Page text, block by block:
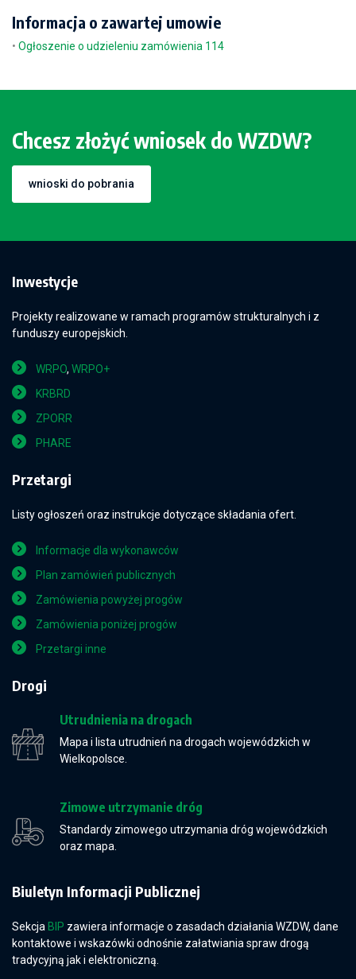
Informacja o zawartej umowie
• Ogłoszenie o udzieleniu zamówienia 114
Chcesz złożyć wniosek do WZDW?
wnioski do pobrania
Inwestycje
Projekty realizowane w ramach programów strukturalnych i z
funduszy europejskich.
WRPO, WRPO+
KRBRD
ZPORR
PHARE
Przetargi
Listy ogłoszeń oraz instrukcje dotyczące składania ofert.
Informacje dla wykonawców
Plan zamówień publicznych
Zamówienia powyżej progów
Zamówienia poniżej progów
Przetargi inne
Drogi
Utrudnienia na drogach
Mapa i lista utrudnień na drogach wojewódzkich w
Wielkopolsce.
Zimowe utrzymanie dróg
Standardy zimowego utrzymania dróg wojewódzkich
oraz mapa.
Biuletyn Informacji Publicznej
Sekcja BIP zawiera informacje o zasadach działania WZDW, dane
kontaktowe i wskazówki odnośnie załatwiania spraw drogą
tradycyjną jak i elektroniczną.